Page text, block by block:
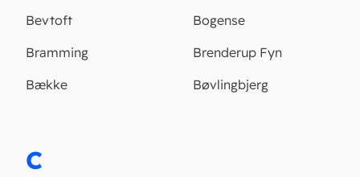
Bevtoft
Bogense
Bramming
Brenderup Fyn
Bække
Bøvlingbjerg
C